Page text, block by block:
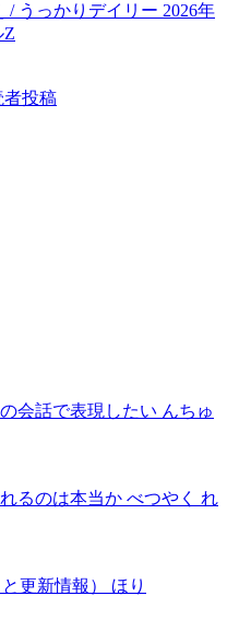
/ うっかりデイリー 2026年
Z
者投稿
会話で表現したい んちゅ
るのは本当か べつやく れ
更新情報） ほり